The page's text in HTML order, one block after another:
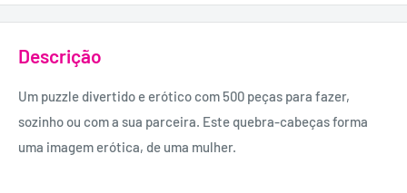
Descrição
Um puzzle divertido e erótico com 500 peças para fazer,
sozinho ou com a sua parceira. Este quebra-cabeças forma
uma imagem erótica, de uma mulher.